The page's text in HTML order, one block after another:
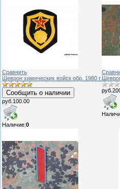
Сравнить
Шеврон химических войск обр. 1980 г.
Сообщить о наличии
руб.100.00
Наличие:0